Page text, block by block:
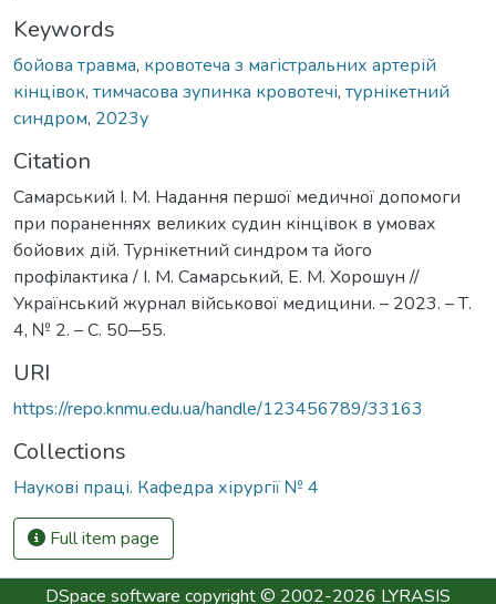
Keywords
бойова травма, кровотеча з магістральних артерій
кінцівок, тимчасова зупинка кровотечі, турнікетний
синдром, 2023у
Citation
Самарський І. М. Надання першої медичної допомоги
при пораненнях великих судин кінцівок в умовах
бойових дій. Турнікетний синдром та його
профілактика / І. М. Самарський, Е. М. Хорошун //
Український журнал військової медицини. – 2023. – Т.
4, № 2. – С. 50─55.
URI
https://repo.knmu.edu.ua/handle/123456789/33163
Collections
Наукові праці. Кафедра хірургії № 4
Full item page
DSpace software copyright © 2002-2026 LYRASIS